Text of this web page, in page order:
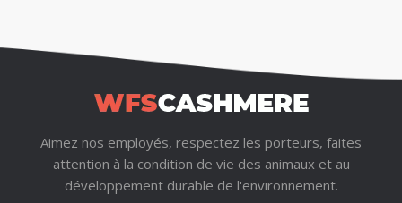
boutons en corne véritable, des boutons en résine teints
sur mesure ou graver au laser le logo de votre marque
sur les boutons.
R :En raison de la nature délicate du tricot 16GG, de la
teneur en soie et des boutons en coquille naturelle, nous
recommandons un lavage à la main à froid ou un
Aimez nos employés, respectez les porteurs, faites
attention à la condition de vie des animaux et au
développement durable de l'environnement.